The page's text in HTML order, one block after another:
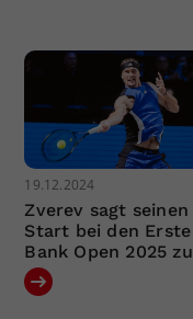
19.12.2024
Zverev sagt seinen
Start bei den Erste
Bank Open 2025 zu